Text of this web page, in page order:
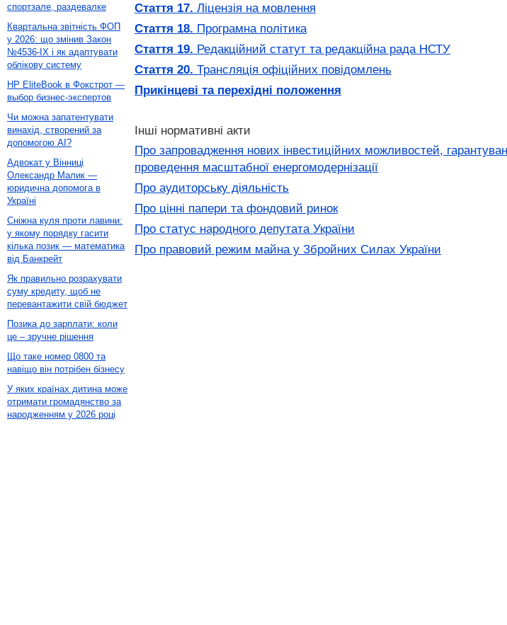
Стаття 17. Ліцензія на мовлення
Стаття 18. Програмна політика
Стаття 19. Редакційний статут та редакційна рада НСТУ
Стаття 20. Трансляція офіційних повідомлень
Прикінцеві та перехідні положення
Інші нормативні акти
Про запровадження нових інвестиційних можливостей,
проведення масштабної енергомодернізації
Про аудиторську діяльність
Про цінні папери та фондовий ринок
Про статус народного депутата України
Про правовий режим майна у Збройних Силах України
спортзале, раздевалке
Квартальна звітність ФОП
у 2026: що змінив Закон
№4536-IX і як адаптувати
облікову систему
HP EliteBook в Фокстрот —
выбор бизнес-экспертов
Чи можна запатентувати
винахід, створений за
допомогою AI?
Адвокат у Вінниці
Олександр Малик —
юридична допомога в
Україні
Сніжна куля проти лавини:
у якому порядку гасити
кілька позик — математика
від Банкрейт
Як правильно розрахувати
суму кредиту, щоб не
перевантажити свій бюджет
Позика до зарплати: коли
це – зручне рішення
Що таке номер 0800 та
навіщо він потрібен бізнесу
У яких країнах дитина може
отримати громадянство за
народженням у 2026 році